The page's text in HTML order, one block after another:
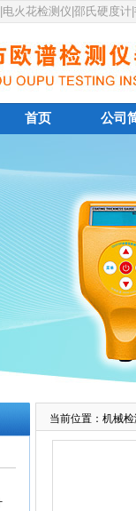
火花检测仪|邵氏硬度
首页 公司
当前位置： 机械